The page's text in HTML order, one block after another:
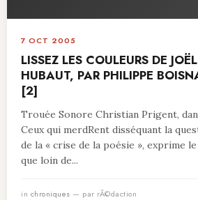
7 OCT 2005
LISSEZ LES COULEURS DE JOËL
HUBAUT, PAR PHILIPPE
[2]
Trouée Sonore Christian Prigent,
Ceux qui merdRent disséquant la
de la « crise de la poésie », exprime
que loin de...
in chroniques — par rÃ©daction